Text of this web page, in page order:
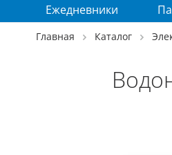
Ежедневники
Главная Каталог